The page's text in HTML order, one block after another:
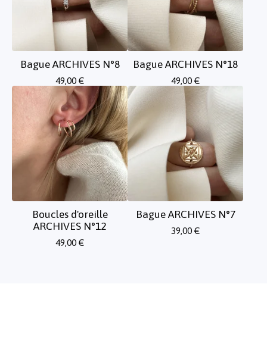
Bague ARCHIVES N°8
49,00 €
Bague ARCHIVES N°18
49,00 €
Boucles d'oreille
ARCHIVES N°12
49,00 €
Bague ARCHIVES N°7
39,00 €